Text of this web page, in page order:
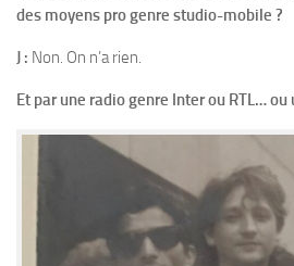
des moyens pro genre studio-mobile ?
J : Non. On n’a rien.
Et par une radio genre Inter ou RTL… ou